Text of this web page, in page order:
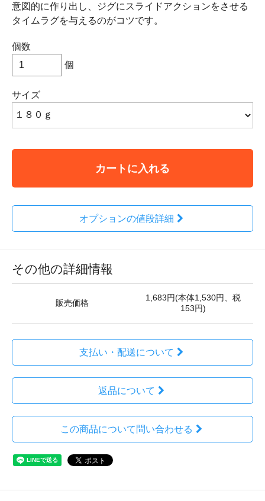
意図的に作り出し、ジグにスライドアクションをさせる
タイムラグを与えるのがコツです。
個数
個
サイズ
カートに入れる
オプションの値段詳細
その他の詳細情報
販売価格
1,683円(本体1,530円、税
153円)
支払い・配送について
返品について
この商品について問い合わせる